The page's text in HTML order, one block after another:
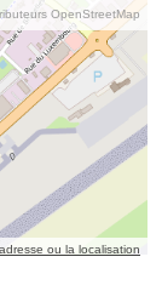
OpenStreetMap
ou la localisation